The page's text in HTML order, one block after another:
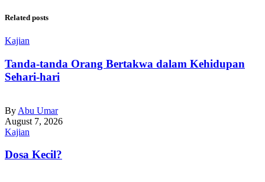
Related posts
Kajian
Tanda-tanda Orang Bertakwa dalam Kehidupan
Sehari-hari
By Abu Umar
August 7, 2026
Kajian
Dosa Kecil?